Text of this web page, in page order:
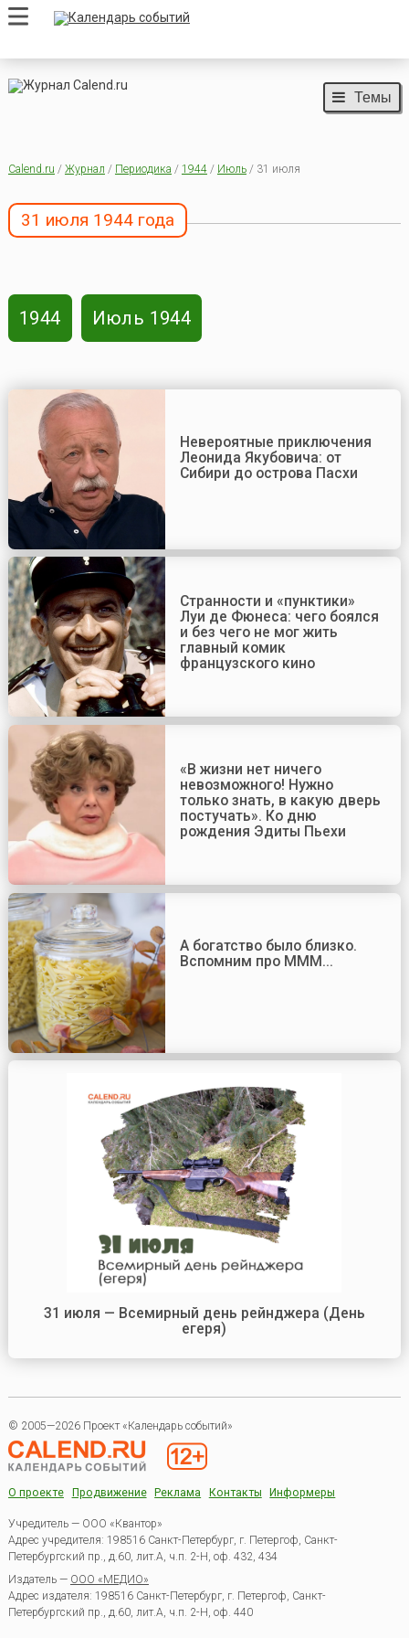
Темы
Calend.ru / Журнал / Периодика / 1944/ Июль/ 31 июля
31 июля 1944 года
1944 Июль 1944
Невероятные приключения
Леонида Якубовича: от
Сибири до острова Пасхи
Странности и «пунктики»
Луи де Фюнеса: чего боялся
и без чего не мог жить
главный комик
французского кино
«В жизни нет ничего
невозможного! Нужно
только знать, в какую дверь
постучать». Ко дню
рождения Эдиты Пьехи
А богатство было близко.
Вспомним про МММ...
31 июля — Всемирный день рейнджера (День
егеря)
© 2005—2026 Проект «Календарь событий»
О проекте Продвижение Реклама Контакты Информеры
Учредитель — ООО «Квантор»
Адрес учредителя: 198516 Санкт-Петербург, г. Петергоф, Санкт-
Петербургский пр., д.60, лит.А, ч.п. 2-Н, оф. 432, 434
Издатель — ООО «МЕДИО»
Адрес издателя: 198516 Санкт-Петербург, г. Петергоф, Санкт-
Петербургский пр., д.60, лит.А, ч.п. 2-Н, оф. 440